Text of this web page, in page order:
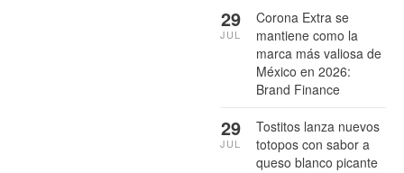
Corona Extra se
mantiene como la
marca más valiosa de
México en 2026:
Brand Finance
29
JUL
Tostitos lanza nuevos
totopos con sabor a
queso blanco picante
29
JUL